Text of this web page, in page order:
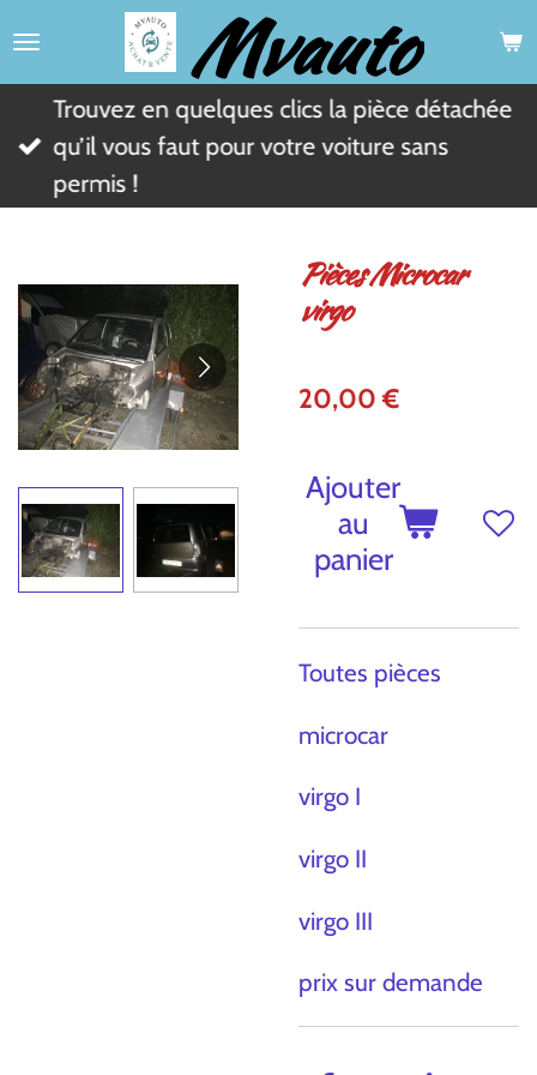
Passer
contenu
principal
Mvauto
Trouvez en quelques clics la pièce détachée
qu’il vous faut pour votre voiture sans
permis !
Pièces Microcar
virgo
20,00 €
Ajouter
au
panier
Toutes pièces
microcar
virgo I
virgo II
virgo III
prix sur demande